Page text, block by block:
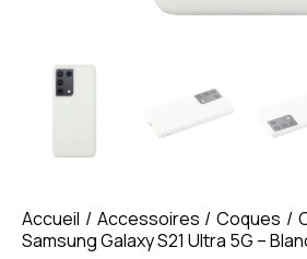
Accueil Accessoires Coques
Samsung Galaxy S21 Ultra 5G –